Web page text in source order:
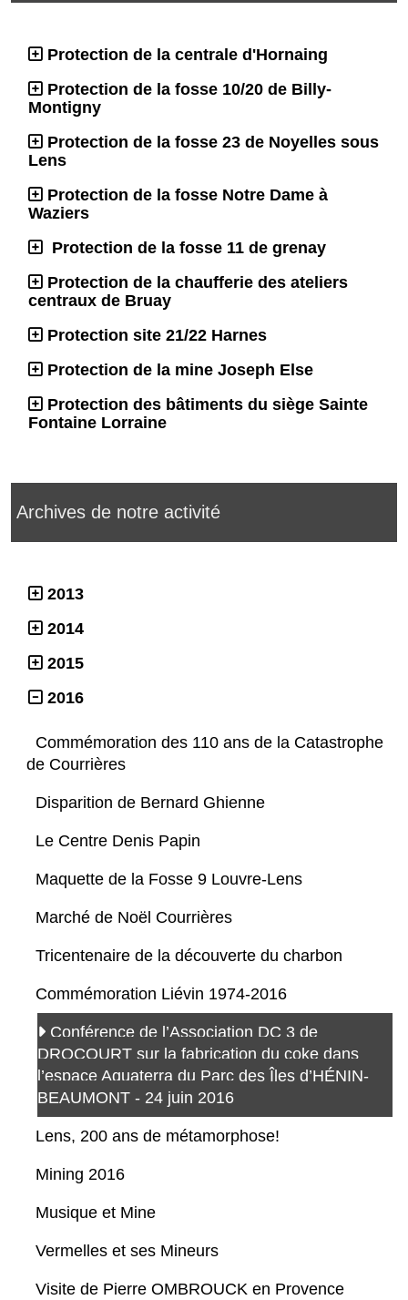
Protection de la centrale d'Hornaing
Protection de la fosse 10/20 de Billy-
Montigny
Protection de la fosse 23 de Noyelles sous
Lens
Protection de la fosse Notre Dame à
Waziers
Protection de la fosse 11 de grenay
Protection de la chaufferie des ateliers
centraux de Bruay
Protection site 21/22 Harnes
Protection de la mine Joseph Else
Protection des bâtiments du siège Sainte
Fontaine Lorraine
Archives de notre activité
2013
2014
2015
2016
Commémoration des 110 ans de la Catastrophe
de Courrières
Disparition de Bernard Ghienne
Le Centre Denis Papin
Maquette de la Fosse 9 Louvre-Lens
Marché de Noël Courrières
Tricentenaire de la découverte du charbon
Commémoration Liévin 1974-2016
Conférence de l’Association DC 3 de
DROCOURT sur la fabrication du coke dans
l’espace Aquaterra du Parc des Îles d’HÉNIN-
BEAUMONT - 24 juin 2016
Lens, 200 ans de métamorphose!
Mining 2016
Musique et Mine
Vermelles et ses Mineurs
Visite de Pierre OMBROUCK en Provence